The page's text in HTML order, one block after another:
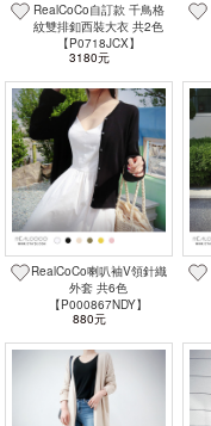
RealCoCo自訂款 千鳥格
紋雙排釦西裝大衣 共2色
【P0718JCX】
3180元
RealCoCo喇叭袖V領針織
外套 共6色
【P000867NDY】
880元